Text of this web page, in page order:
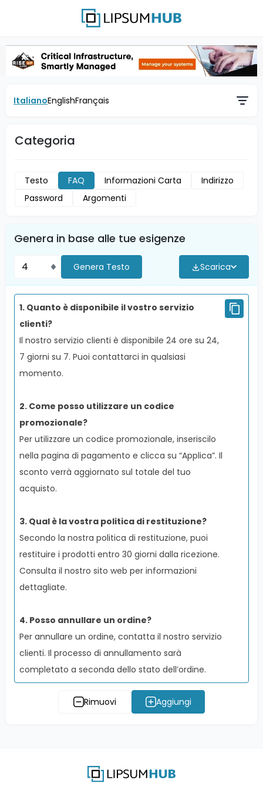
ItalianoEnglishFrançais
Categoria
Testo FAQ Informazioni Carta
Indirizzo
Password
Argomenti
Genera in base alle tue esigenze
Genera Testo Scarica
1. Quanto è disponibile il vostro servizio
clienti?
Il nostro servizio clienti è disponibile 24 ore su 24,
7 giorni su 7. Puoi contattarci in qualsiasi
momento.
2. Come posso utilizzare un codice
promozionale?
Per utilizzare un codice promozionale, inseriscilo
nella pagina di pagamento e clicca su “Applica”. Il
sconto verrà aggiornato sul totale del tuo
acquisto.
3. Qual è la vostra politica di restituzione?
Secondo la nostra politica di restituzione, puoi
restituire i prodotti entro 30 giorni dalla ricezione.
Consulta il nostro sito web per informazioni
dettagliate.
4. Posso annullare un ordine?
Per annullare un ordine, contatta il nostro servizio
clienti. Il processo di annullamento sarà
completato a seconda dello stato dell’ordine.
Rimuovi Aggiungi